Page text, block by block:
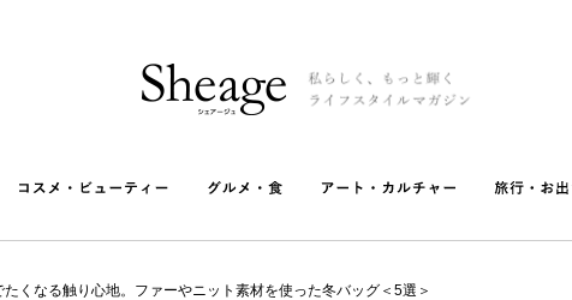
くなる触り心地。ファーやニット素材を使った冬バッグ＜5選＞